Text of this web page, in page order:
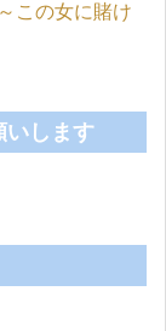
この女に賭け
いします